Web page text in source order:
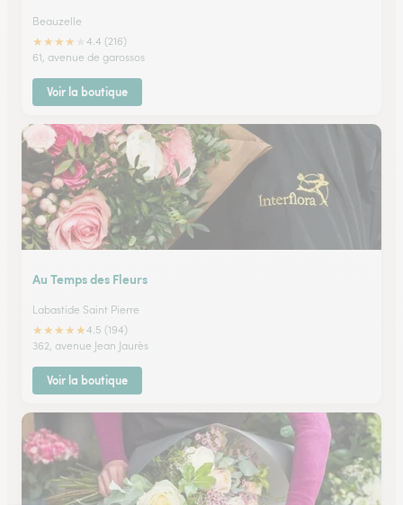
Beauzelle
★★★★
4.4 (216)
61, avenue de garossos
Voir la boutique
Au Temps des Fleurs
Labastide Saint Pierre
★★★★★4.5 (194)
362, avenue Jean Jaurès
Voir la boutique